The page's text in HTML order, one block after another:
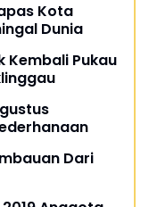
Kota
Dunia
Kembali Pukau
Dari